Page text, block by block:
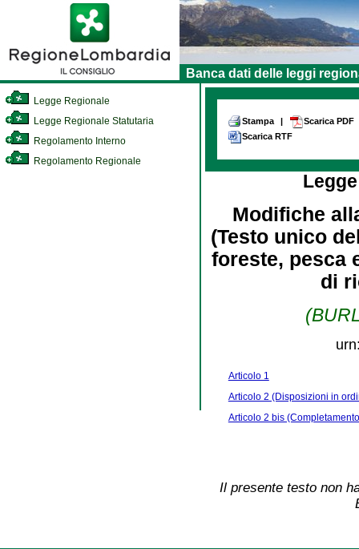
Banca dati delle leggi
Legge Regionale
Legge Regionale Statutaria
Regolamento Interno
Regolamento Regionale
Stampa |
Scarica PDF
Scarica RTF
Modifiche
(Testo unico
foreste, pesca
di
Articolo 1
Articolo 2 (Disposizioni in
Articolo 2 bis
Il presente testo non